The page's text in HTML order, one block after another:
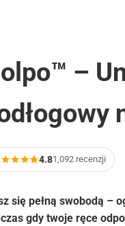
–
4.81,092 recenzji
się pełną swobodą –
gdy twoje ręce